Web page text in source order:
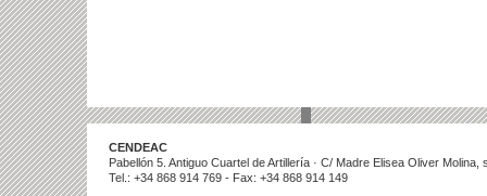
CENDEAC
Pabellón 5. Antiguo Cuartel de Artillería · C/ Madre Elisea Oliver
Tel.: +34 868 914 769 - Fax: +34 868 914 149